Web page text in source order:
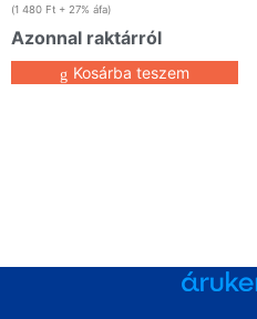
(1 480 Ft + 27% áfa)
Azonnal raktárról
Kosárba teszem